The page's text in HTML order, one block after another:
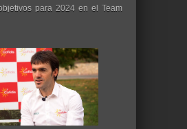
para 2024 en el Team